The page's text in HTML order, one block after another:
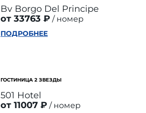
Bv Borgo Del Principe
от 33763 ₽
номер
ПОДРОБНЕЕ
ГОСТИНИЦА 2 ЗВЕЗДЫ
501 Hotel
от 11007 ₽
номер